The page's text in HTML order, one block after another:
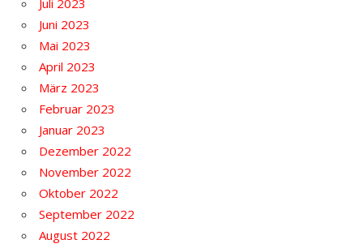
Juni 2023
Mai 2023
April 2023
März 2023
Februar 2023
Januar 2023
Dezember 2022
November 2022
Oktober 2022
September 2022
August 2022